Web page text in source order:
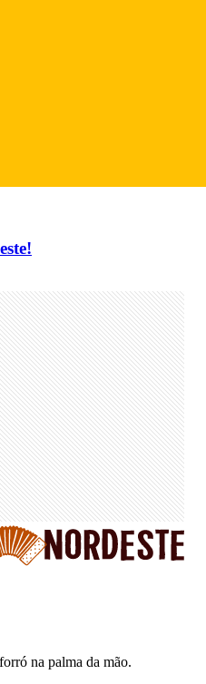
na palma da mão.